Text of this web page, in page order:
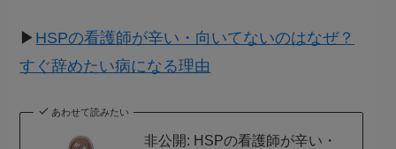
▶︎ HSPの看護師が辛い・向いてないのはなぜ？
すぐ辞めたい病になる理由
あわせて読みたい
非公開: HSPの看護師が辛い・